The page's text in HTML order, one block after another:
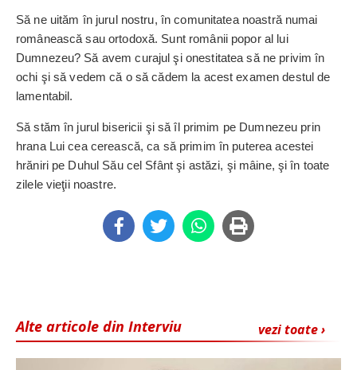
Să ne uităm în jurul nostru, în comunitatea noastră numai
româ­nească sau ortodoxă. Sunt românii popor al lui
Dumnezeu? Să avem curajul şi onestitatea să ne privim în
ochi şi să vedem că o să cădem la acest examen destul de
lamentabil.
Să stăm în jurul bisericii şi să îl primim pe Dumnezeu prin
hrana Lui cea cerească, ca să primim în puterea acestei
hrăniri pe Duhul Său cel Sfânt şi astăzi, şi mâine, şi în toate
zilele vieţii noastre.
vezi toate ›
Alte articole din Interviu